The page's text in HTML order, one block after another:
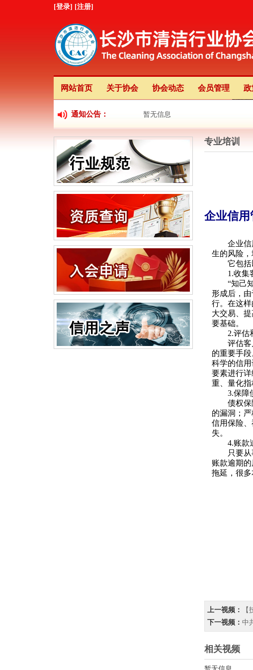
[登录] [注册]
网站首页 关于协会 协会动态 会员管理 政
通知公告： 暂无信息
专业培训
企业信
企业信用
生的风险，
它包括
1.收集
“知己知
形成后，
行。在这
大交易、
要基础。
2.评估
评估客户
的重要手
科学的信
要素进行
重、量化指
3.保障
债权保障
的漏洞；
信用保险
失。
4.账款
只要从事
账款逾期
拖延，很多
上一视频：
下一视频： 中
相关视频